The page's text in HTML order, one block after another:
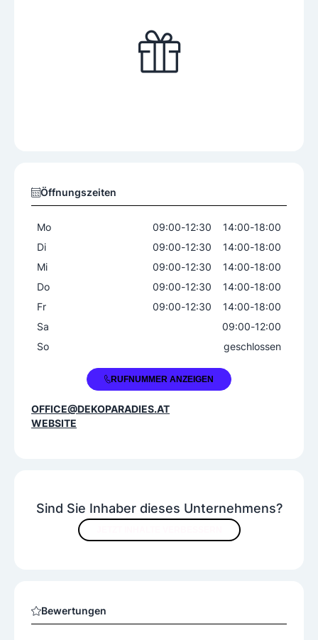
Sind Sie Inhaber dieses Unternehmens?
Bewertungen
Öffnungszeiten
Mo 09:00-12:30 14:00-18:00
Di
09:00-12:30 14:00-18:00
Mi
09:00-12:30 14:00-18:00
Do
09:00-12:30 14:00-18:00
Fr
09:00-12:30 14:00-18:00
Sa
09:00-12:00
So
geschlossen
+43 2626 67625RUFNUMMER ANZEIGEN
OFFICE@DEKOPARADIES.AT
WEBSITE